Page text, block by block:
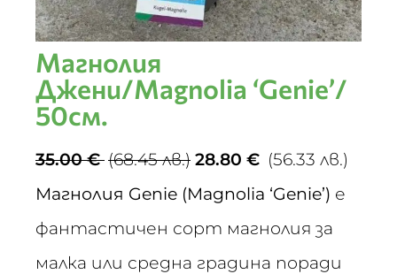
Магнолия
Джени/Magnolia ‘Genie’/
50см.
35.00€ (68.45 лв.) 28.80 € (56.33 лв.)
Магнолия Genie (Magnolia ‘Genie’) е
фантастичен сорт магнолия за
малка или средна градина поради